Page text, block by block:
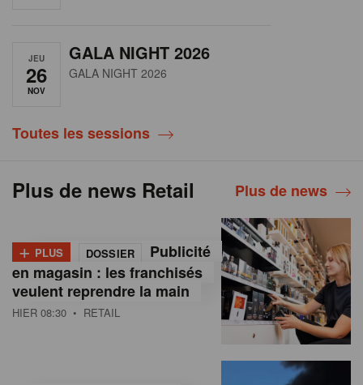
JEU
26
NOV
GALA NIGHT 2026
GALA NIGHT 2026
Toutes les sessions
Plus de news Retail Plus de news
+ PLUS DOSSIER
Publicité
en magasin : les franchisés
veulent reprendre la main
HIER 08:30 • RETAIL